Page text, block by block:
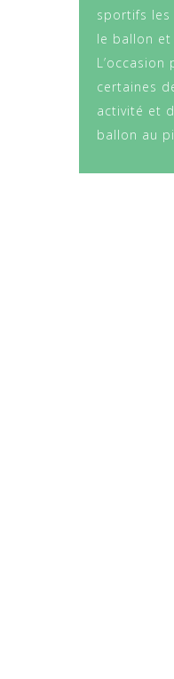
sportifs les
le ballon
certaines
activité et
ballon au